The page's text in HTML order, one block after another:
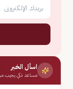
اسأل الخبر
مساعد ذكي يجيب